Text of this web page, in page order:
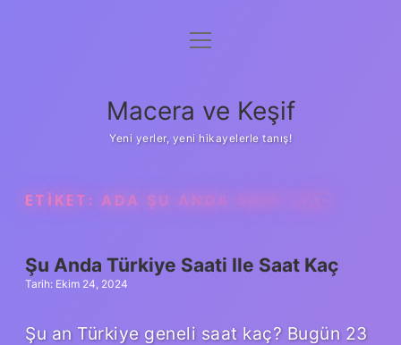
Anasayfa
Yasal Uyarı
menüyü
Macera ve Keşif
Yeni yerler, yeni hikayelerle tanış!
ETIKET: ADA ŞU ANDA SAAT KAÇ
Şu Anda Türkiye Saati Ile Saat Kaç
Tarih: Ekim 24, 2024
Şu an Türkiye geneli saat kaç? Bugün 23